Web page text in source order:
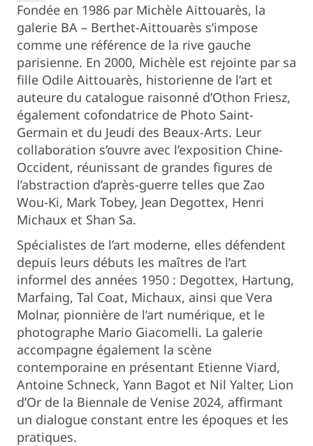
Fondée en 1986 par Michèle Aittouarès, la
galerie BA – Berthet-Aittouarès s’impose
comme une référence de la rive gauche
parisienne. En 2000, Michèle est rejointe par sa
fille Odile Aittouarès, historienne de l’art et
auteure du catalogue raisonné d’Othon Friesz,
également cofondatrice de Photo Saint-
Germain et du Jeudi des Beaux-Arts. Leur
collaboration s’ouvre avec l’exposition Chine-
Occident, réunissant de grandes figures de
l’abstraction d’après-guerre telles que Zao
Wou-Ki, Mark Tobey, Jean Degottex, Henri
Michaux et Shan Sa.
Spécialistes de l’art moderne, elles défendent
depuis leurs débuts les maîtres de l’art
informel des années 1950 : Degottex, Hartung,
Marfaing, Tal Coat, Michaux, ainsi que Vera
Molnar, pionnière de l’art numérique, et le
photographe Mario Giacomelli. La galerie
accompagne également la scène
contemporaine en présentant Etienne Viard,
Antoine Schneck, Yann Bagot et Nil Yalter, Lion
d’Or de la Biennale de Venise 2024, affirmant
un dialogue constant entre les époques et les
pratiques.